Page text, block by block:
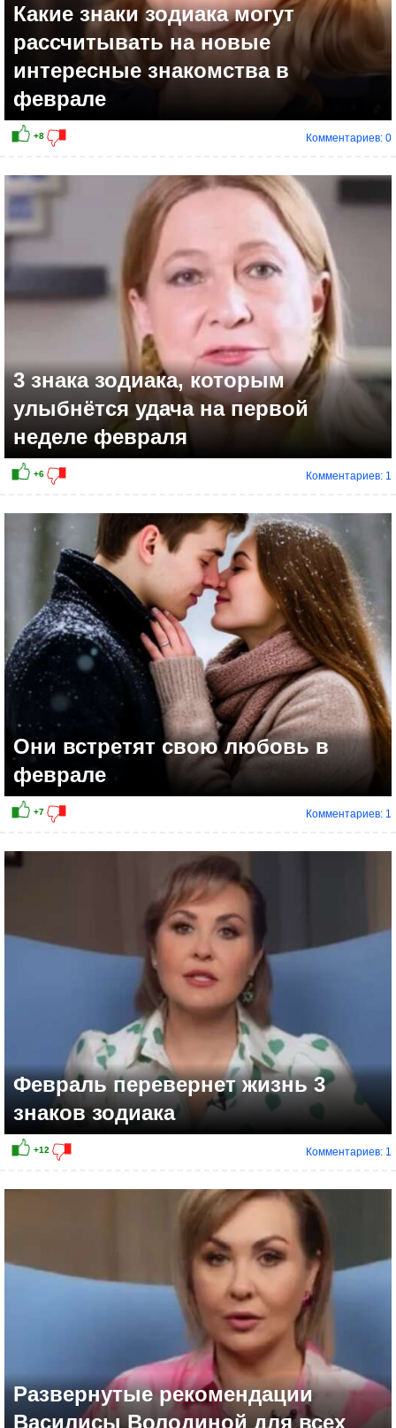
+12
Какие знаки зодиака могут
рассчитывать на новые
интересные знакомства в
феврале
Комментариев: 0
3 знака зодиака, которым
улыбнётся удача на первой
неделе февраля
Комментариев: 1
Они встретят свою любовь в
феврале
Комментариев: 1
Февраль перевернет жизнь 3
знаков зодиака
Комментариев: 1
Развернутые рекомендации
Василисы Володиной для всех